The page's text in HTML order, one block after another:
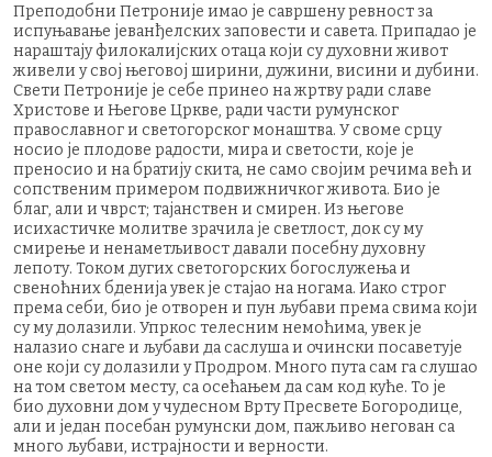
Преподобни Петроније имао је савршену ревност за
испуњавање јеванђелских заповести и савета. Припадао је
нараштају филокалијских отаца који су духовни живот
живели у свој његовој ширини, дужини, висини и дубини.
Свети Петроније је себе принео на жртву ради славе
Христове и Његове Цркве, ради части румунског
православног и светогорског монаштва. У своме срцу
носио је плодове радости, мира и светости, које је
преносио и на братију скита, не само својим речима већ и
сопственим примером подвижничког живота. Био је
благ, али и чврст; тајанствен и смирен. Из његове
исихастичке молитве зрачила је светлост, док су му
смирење и ненаметљивост давали посебну духовну
лепоту. Током дугих светогорских богослужења и
свеноћних бденија увек је стајао на ногама. Иако строг
према себи, био је отворен и пун љубави према свима који
су му долазили. Упркос телесним немоћима, увек је
налазио снаге и љубави да саслуша и очински посаветује
оне који су долазили у Продром. Много пута сам га слушао
на том светом месту, са осећањем да сам код куће. То је
био духовни дом у чудесном Врту Пресвете Богородице,
али и један посебан румунски дом, пажљиво негован са
много љубави, истрајности и верности.